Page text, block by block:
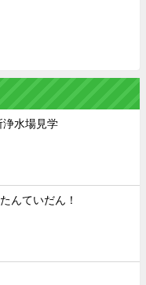
浄水場見学
んていだん！